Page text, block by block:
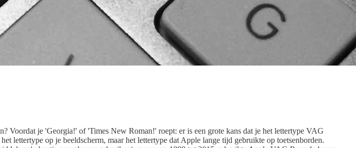
Voordat je 'Georgia!' of 'Times New Roman!' roept: er is een grote kans dat je het lettertype VAG
op je beeldscherm, maar het lettertype dat Apple lange tijd gebruikte op toetsenborden.